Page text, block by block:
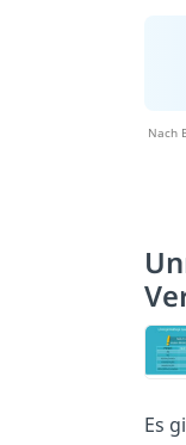
Nach
Es